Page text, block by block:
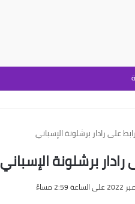
على رادار برشلونة الإسباني
برشلونة الإسباني